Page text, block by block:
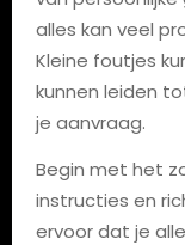
alles kan veel
Kleine foutjes
kunnen leiden
je aanvraag.
Begin met het
instructies en
ervoor dat je